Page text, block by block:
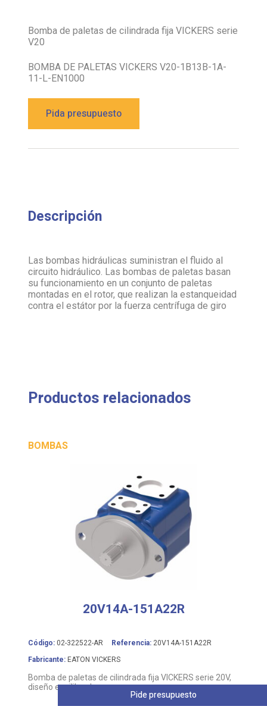
Bomba de paletas de cilindrada fija VICKERS serie
V20
BOMBA DE PALETAS VICKERS V20-1B13B-1A-
11-L-EN1000
Pida presupuesto
Descripción
Las bombas hidráulicas suministran el fluido al
circuito hidráulico. Las bombas de paletas basan
su funcionamiento en un conjunto de paletas
montadas en el rotor, que realizan la estanqueidad
contra el estátor por la fuerza centrífuga de giro
Productos relacionados
BOMBAS
20V14A-151A22R
Código: 02-322522-AR Referencia: 20V14A-151A22R
Fabricante: EATON VICKERS
Bomba de paletas de cilindrada fija VICKERS serie 20V,
diseño equilibrado
Pide presupuesto